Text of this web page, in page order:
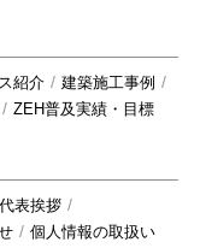
紹介
建築施工事例
ZEH普及実績・目標
表挨拶
個人情報の取扱い